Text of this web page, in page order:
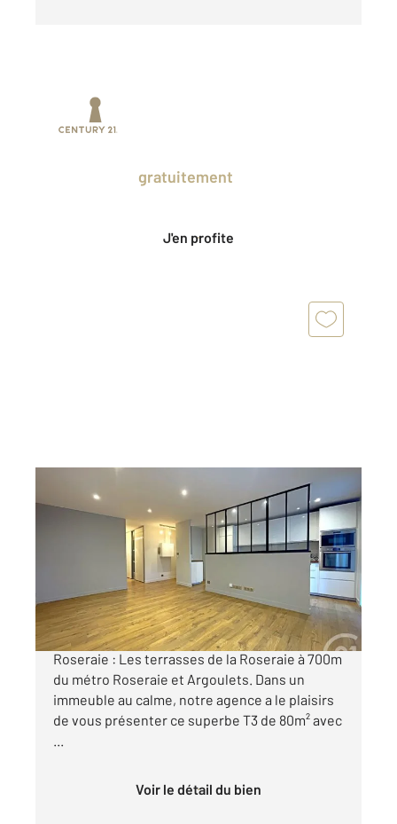
gratuitement
J'en profite
TOULOUSE 31
85,84 m
, 3 pièces
Appartement T3 à vendre
289 000 €
31500 - COUP DE COEUR T3 de 80m² - Toulouse
Roseraie : Les terrasses de la Roseraie à 700m
du métro Roseraie et Argoulets. Dans un
immeuble au calme, notre agence a le plaisirs
de vous présenter ce superbe T3 de 80m² avec
...
Voir le détail du bien